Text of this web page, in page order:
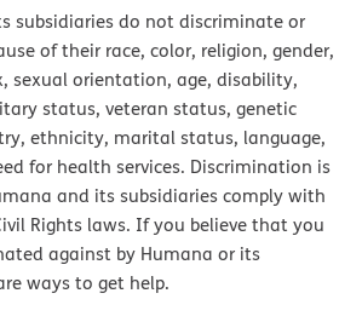
subsidiaries do not discriminate or
of their race, color, religion, gender,
sexual orientation, age, disability,
status, veteran status, genetic
ethnicity, marital status, language,
for health services. Discrimination is
and its subsidiaries comply with
Rights laws. If you believe that you
against by Humana or its
ways to get help.